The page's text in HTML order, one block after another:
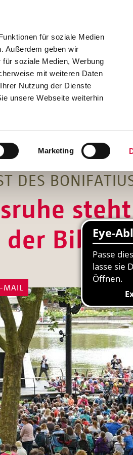
für soziale Medien
Außerdem geben wir
soziale Medien, Werbung
mit weiteren Daten
Nutzung der Dienste
unsere Webseite weiterhin
Marketing
DES
Bibel"
MAIL